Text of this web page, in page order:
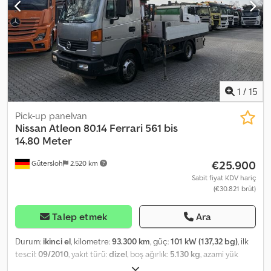
1 / 15
Gütersloh 2.520 km
Pick-up panelvan
Nissan Atleon 80.14 Ferrari 561 bis
14.80 Meter
€25.900
Sabit fiyat KDV hariç
(€30.821 brüt)
Talep etmek Ara
Durum: ikinci el, kilometre:93.300 km, güç:101 kW (137,32 bg), ilk
tescil:09/2010, yakıt türü:dizel, boş ağırlık: 5.130 kg, azami yük
7.490 kg